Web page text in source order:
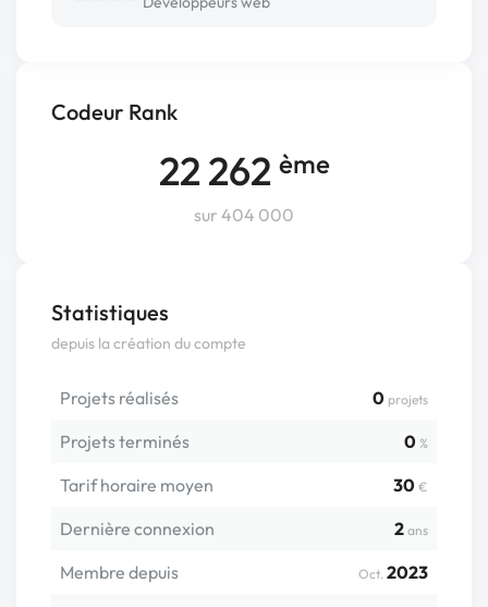
Codeur Rank
22 262 ème
sur 404 000
Statistiques
depuis la création du compte
Projets réalisés 0 projets
Projets terminés 0 %
Tarif horaire moyen 30 €
Dernière connexion 2 ans
Membre depuis Oct. 2023